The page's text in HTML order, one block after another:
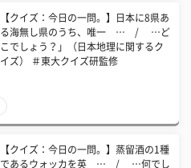
【クイズ：今日の一問。】日本に8県あ
る海無し県のうち、唯一 … / …ど
こでしょう？」（日本地理に関するク
イズ） ＃東大クイズ研監修
【クイズ：今日の一問。】蒸留酒の1種
であるウォッカを英 … / …何でし